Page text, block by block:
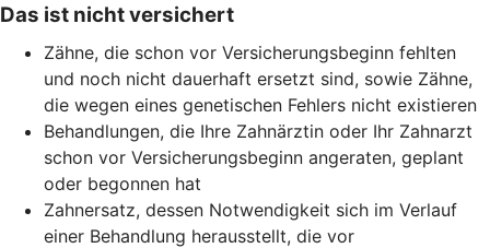
Das ist nicht versichert
Zähne, die schon vor Versicherungsbeginn fehlten
und noch nicht dauerhaft ersetzt sind, sowie Zähne,
die wegen eines genetischen Fehlers nicht existieren
Behandlungen, die Ihre Zahnärztin oder Ihr Zahnarzt
schon vor Versicherungsbeginn angeraten, geplant
oder begonnen hat
Zahnersatz, dessen Notwendigkeit sich im Verlauf
einer Behandlung herausstellt, die vor